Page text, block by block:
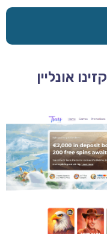
TSARS CASINO – 2026 קזינו אונליין